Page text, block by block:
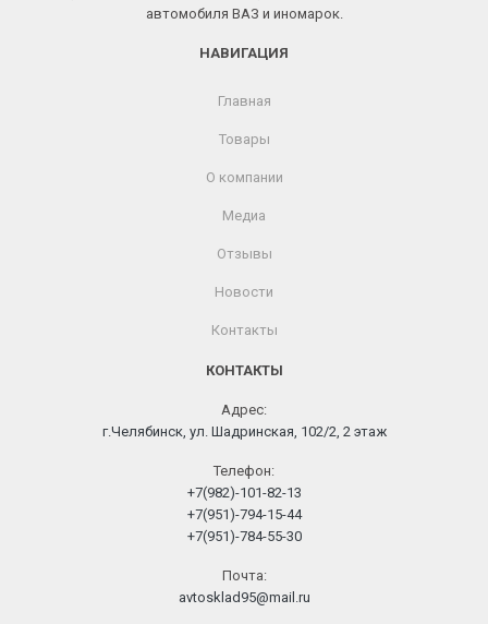
автомобиля ВАЗ и иномарок.
НАВИГАЦИЯ
Главная
Товары
О компании
Медиа
Отзывы
Новости
Контакты
КОНТАКТЫ
Адрес:
г.Челябинск, ул. Шадринская, 102/2, 2 этаж
Телефон:
+7(982)-101-82-13
+7(951)-794-15-44
+7(951)-784-55-30
Почта:
avtosklad95@mail.ru